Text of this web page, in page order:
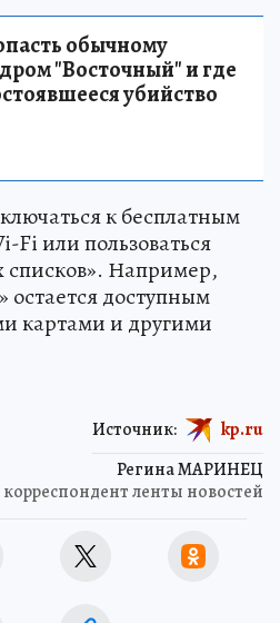
обычному
"Восточный" и где
убийство
к бесплатным
Fi или пользоваться
списков». Например,
остается доступным
картами и другими
Регина МАРИНЕЦ
корреспондент ленты новостей
Источник: kp.ru